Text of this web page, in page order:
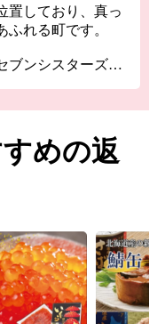
置しており、真っ
れる町です。
ブンシスターズ
宿る”と大切にさ
あふれる名所が数
めの返